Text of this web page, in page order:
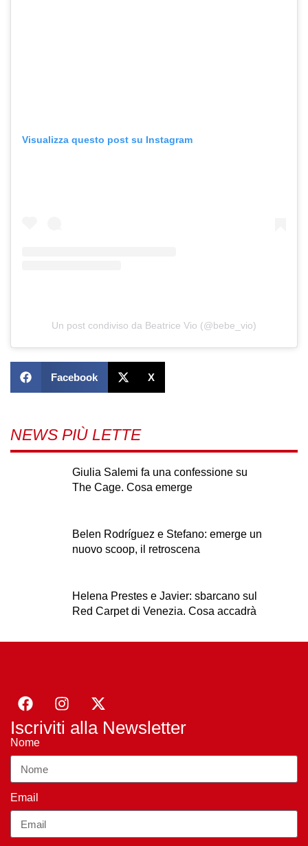
Visualizza questo post su Instagram
Un post condiviso da Beatrice Vio (@bebe_vio)
Facebook X
NEWS PIÙ LETTE
Giulia Salemi fa una confessione su
The Cage. Cosa emerge
Belen Rodríguez e Stefano: emerge un
nuovo scoop, il retroscena
Helena Prestes e Javier: sbarcano sul
Red Carpet di Venezia. Cosa accadrà
Iscriviti alla Newsletter
Nome
Email